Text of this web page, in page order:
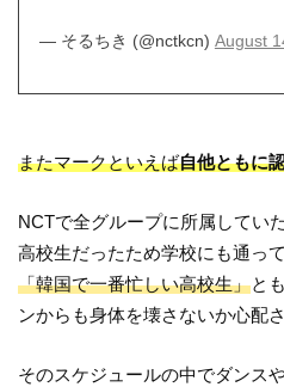
— そるちき (@nctkcn) August
またマークといえば自他ともに
NCTで全グループに所属してい
高校生だったため学校にも通っ
「韓国で一番忙しい高校生」と
ンからも身体を壊さないか心配
そのスケジュールの中でダンス